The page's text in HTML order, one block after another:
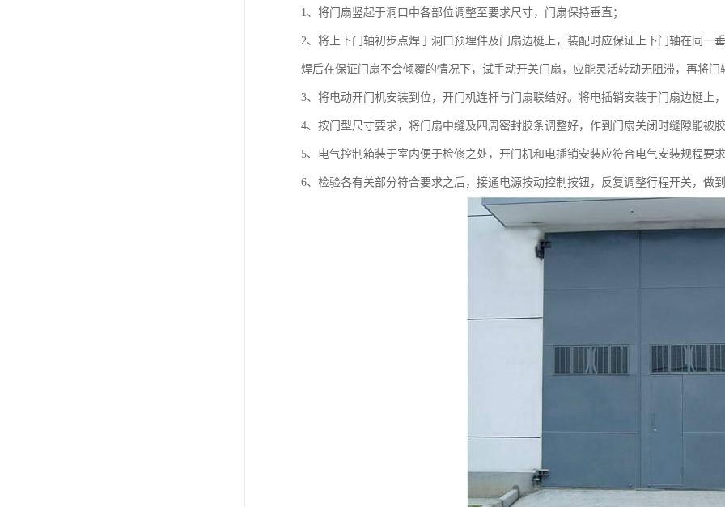
1、将门扇竖起于洞口中各部位调整至要求尺寸，门扇保持垂直；
2、将上下门轴初步点焊于洞口预埋件及门扇边梃上，装配时应保证上下门轴在同一
焊后在保证门扇不会倾覆的情况下，试手动开关门扇，应能灵活转动无阻滞，再将门
3、将电动开门机安装到位，开门机连杆与门扇联结好。将电插销安装于门扇边梃上
4、按门型尺寸要求，将门扇中缝及四周密封胶条调整好，作到门扇关闭时缝隙能被
5、电气控制箱装于室内便于检修之处，开门机和电插销安装应符合电气安装规程要
6、检验各有关部分符合要求之后，接通电源按动控制按钮，反复调整行程开关，做